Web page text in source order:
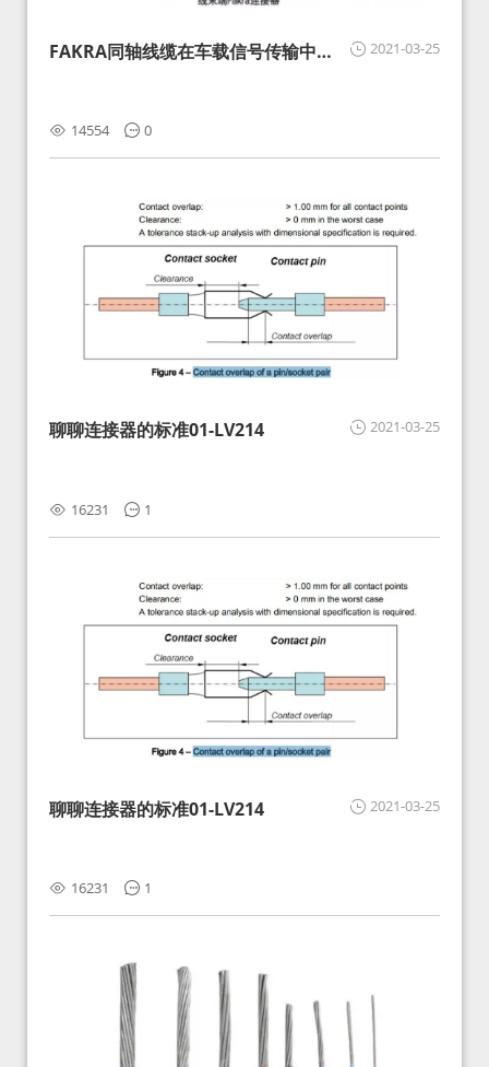
2021-03-25
FAKRA同轴线缆在车载信号传输中的
14554 0
2021-03-25
聊聊连接器的标准01-LV214
16231 1
2021-03-25
聊聊连接器的标准01-LV214
16231 1